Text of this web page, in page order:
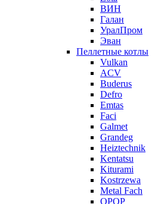
ВИН
Галан
УралПром
Эван
Пеллетные котлы
Vulkan
ACV
Buderus
Defro
Emtas
Faci
Galmet
Grandeg
Heiztechnik
Kentatsu
Kiturami
Kostrzewa
Metal Fach
OPOP